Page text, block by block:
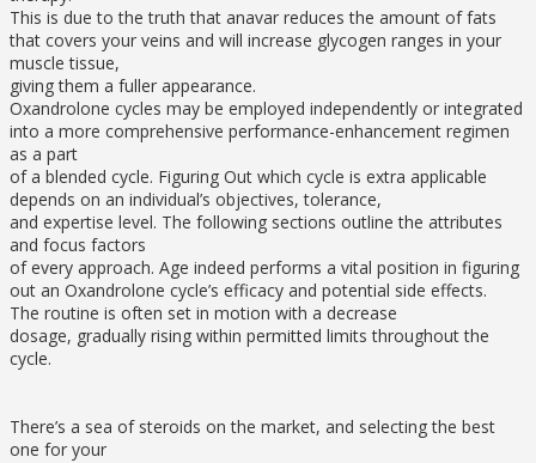
This is due to the truth that anavar reduces the amount of fats
that covers your veins and will increase glycogen ranges in your
muscle tissue,
giving them a fuller appearance.
Oxandrolone cycles may be employed independently or integrated
into a more comprehensive performance-enhancement regimen
as a part
of a blended cycle. Figuring Out which cycle is extra applicable
depends on an individual’s objectives, tolerance,
and expertise level. The following sections outline the attributes
and focus factors
of every approach. Age indeed performs a vital position in figuring
out an Oxandrolone cycle’s efficacy and potential side effects.
The routine is often set in motion with a decrease
dosage, gradually rising within permitted limits throughout the
cycle.
There’s a sea of steroids on the market, and selecting the best
one for your